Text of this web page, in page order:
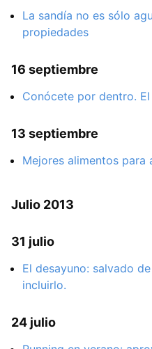
La sandía no es sólo
propiedades
16 septiembre
Conócete por dentro.
13 septiembre
Mejores alimentos para
Julio 2013
31 julio
El desayuno: salvado
incluirlo.
24 julio